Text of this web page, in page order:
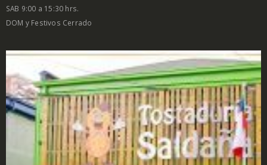
SAB 9:00 a 15:30 hrs.
DOM y Festivos Cerrado